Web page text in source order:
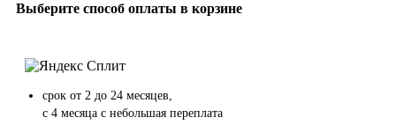
Выберите способ оплаты в корзине
срок от 2 до 24 месяцев,
с 4 месяца с небольшая переплата